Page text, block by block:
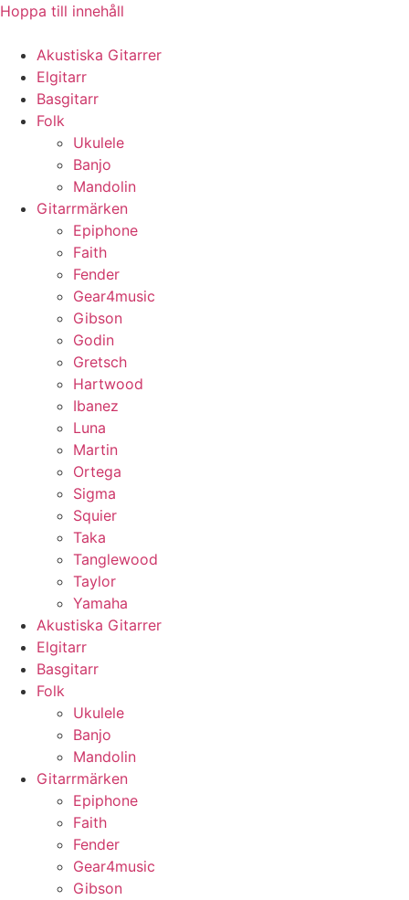
Hoppa till innehåll
Akustiska Gitarrer
Elgitarr
Basgitarr
Folk
Ukulele
Banjo
Mandolin
Gitarrmärken
Epiphone
Faith
Fender
Gear4music
Gibson
Godin
Gretsch
Hartwood
Ibanez
Luna
Martin
Ortega
Sigma
Squier
Taka
Tanglewood
Taylor
Yamaha
Akustiska Gitarrer
Elgitarr
Basgitarr
Folk
Ukulele
Banjo
Mandolin
Gitarrmärken
Epiphone
Faith
Fender
Gear4music
Gibson